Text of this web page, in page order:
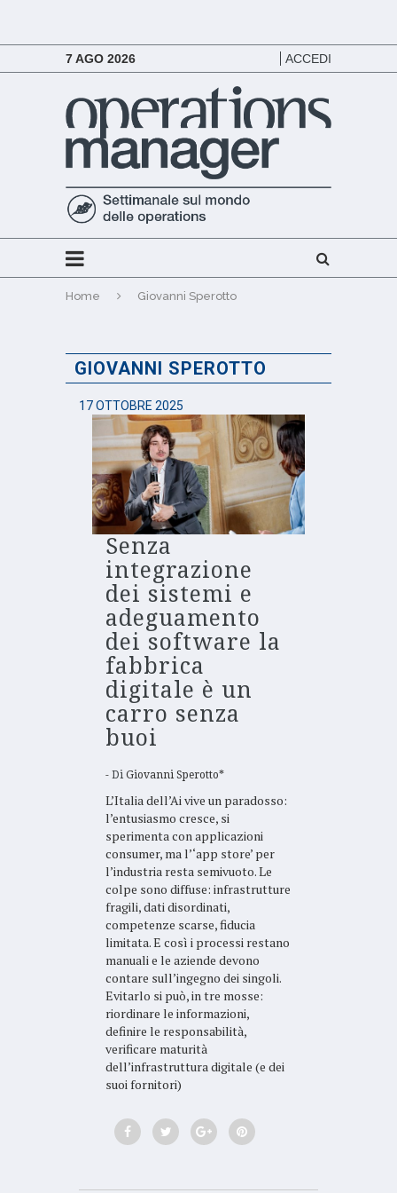
7 AGO 2026 ACCEDI
Home Giovanni Sperotto
GIOVANNI SPEROTTO
17 OTTOBRE 2025
Senza
integrazione
dei sistemi e
adeguamento
dei software la
fabbrica
digitale è un
carro senza
buoi
Di Giovanni Sperotto*
L’Italia dell’Ai vive un paradosso:
l’entusiasmo cresce, si
sperimenta con applicazioni
consumer, ma l’‘app store’ per
l’industria resta semivuoto. Le
colpe sono diffuse: infrastrutture
fragili, dati disordinati,
competenze scarse, fiducia
limitata. E così i processi restano
manuali e le aziende devono
contare sull’ingegno dei singoli.
Evitarlo si può, in tre mosse:
riordinare le informazioni,
definire le responsabilità,
verificare maturità
dell’infrastruttura digitale (e dei
suoi fornitori)